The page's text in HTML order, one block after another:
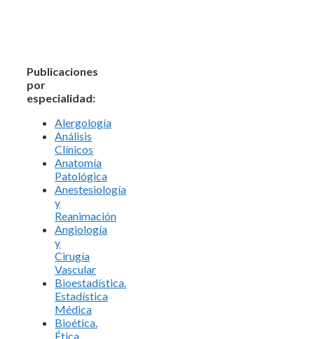
Publicaciones
por
especialidad:
Alergología
Análisis
Clínicos
Anatomía
Patológica
Anestesiología
y
Reanimación
Angiología
y
Cirugía
Vascular
Bioestadística.
Estadística
Médica
Bioética.
Ética